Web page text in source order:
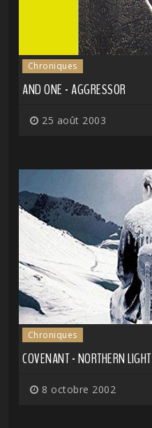
Chroniques
AND ONE - AGGRESSOR
25 août 2003
Chroniques
COVENANT - NORTHERN LIGHT
8 octobre 2002